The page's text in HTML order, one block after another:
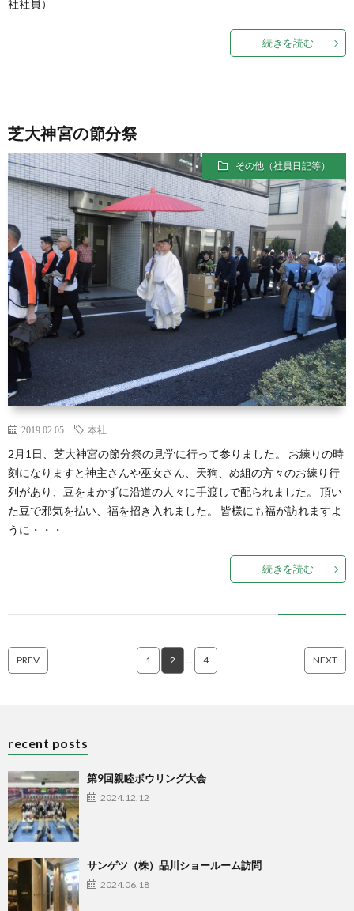
社社員）
続きを読む
芝大神宮の節分祭
その他（社員日記等）
2019.02.05 本社
2月1日、芝大神宮の節分祭の見学に行って参りました。 お練りの時
刻になりますと神主さんや巫女さん、天狗、め組の方々のお練り行
列があり、豆をまかずに沿道の人々に手渡しで配られました。 頂い
た豆で邪気を払い、福を招き入れました。 皆様にも福が訪れますよ
うに・・・
続きを読む
PREV 1 2 … 4 NEXT
recent posts
第9回親睦ボウリング大会
2024.12.12
サンゲツ（株）品川ショールーム訪問
2024.06.18